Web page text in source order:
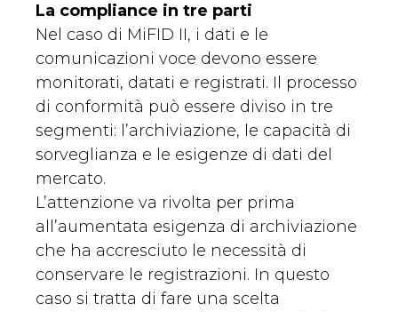
La compliance in tre parti
Nel caso di MiFID II, i dati e le
comunicazioni voce devono essere
monitorati, datati e registrati. Il processo
di conformità può essere diviso in tre
segmenti: l’archiviazione, le capacità di
sorveglianza e le esigenze di dati del
mercato.
L’attenzione va rivolta per prima
all’aumentata esigenza di archiviazione
che ha accresciuto le necessità di
conservare le registrazioni. In questo
caso si tratta di fare una scelta